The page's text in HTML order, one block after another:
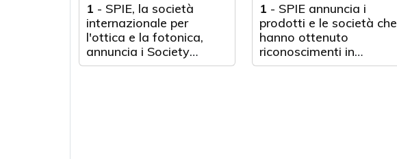
1 - SPIE, la società
internazionale per
l'ottica e la fotonica,
annuncia i Society
Awards per il 2025
1 - SPIE annuncia i
prodotti e le società che
hanno ottenuto
riconoscimenti in
occasione della 16a